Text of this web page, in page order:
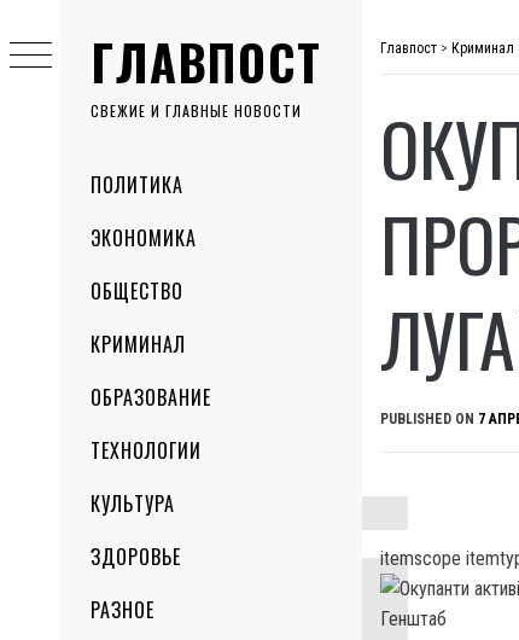
ГЛАВПОСТ
СВЕЖИЕ И ГЛАВНЫЕ НОВОСТИ
MenuПОЛИТИКА
ЭКОНОМИКА
ОБЩЕСТВО
КРИМИНАЛ
ОБРАЗОВАНИЕ
ТЕХНОЛОГИИ
КУЛЬТУРА
ЗДОРОВЬЕ
РАЗНОЕ
to
content
Главпост > Криминал
PUBLISHED ON 7
itemscope